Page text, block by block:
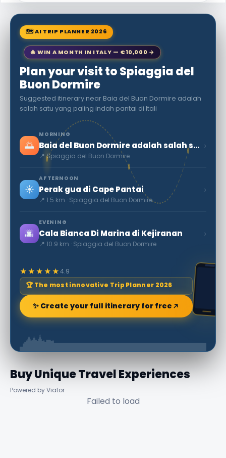
🗺 AI TRIP PLANNER 2026
🎄 WIN A MONTH IN ITALY — €10,000 →
Plan your visit to Spiaggia del
Buon Dormire
Suggested itinerary near Baia del Buon Dormire adalah
salah satu yang paling indah pantai di Itali
🌅
MORNING
Baia del Buon Dormire adalah salah satu yang paling indah pantai di Itali
📍 Spiaggia del Buon Dormire
›
☀️
AFTERNOON
Perak gua di Cape Pantai
📍 1.5 km · Spiaggia del Buon Dormire
›
🌆
EVENING
Cala Bianca Di Marina di Kejiranan
📍 10.9 km · Spiaggia del Buon Dormire
›
★★★★★4.9
🏆 The most innovative Trip Planner 2026
✨ Create your full itinerary for free
Buy Unique Travel Experiences
Powered by Viator
Failed to load